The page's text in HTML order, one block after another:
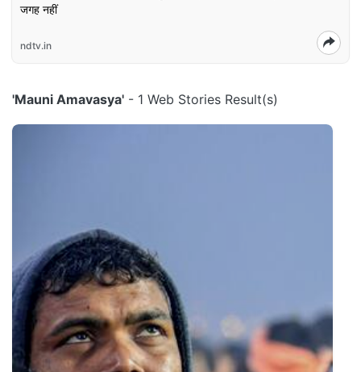
जगह नहीं
ndtv.in
'Mauni Amavasya' - 1 Web Stories Result(s)